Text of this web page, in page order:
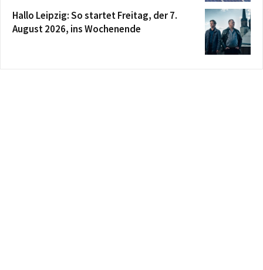
Hallo Leipzig: So startet Freitag, der 7.
August 2026, ins Wochenende